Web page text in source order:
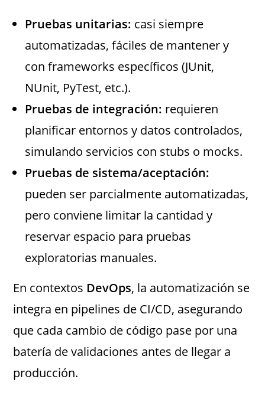
Pruebas unitarias: casi siempre
automatizadas, fáciles de mantener y
con frameworks específicos (JUnit,
NUnit, PyTest, etc.).
Pruebas de integración: requieren
planificar entornos y datos controlados,
simulando servicios con stubs o mocks.
Pruebas de sistema/aceptación:
pueden ser parcialmente automatizadas,
pero conviene limitar la cantidad y
reservar espacio para pruebas
exploratorias manuales.
En contextos DevOps, la automatización se
integra en pipelines de CI/CD, asegurando
que cada cambio de código pase por una
batería de validaciones antes de llegar a
producción.